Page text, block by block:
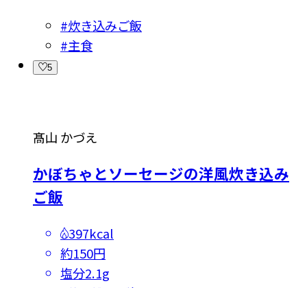
#炊き込みご飯
#主食
5
髙山 かづえ
かぼちゃとソーセージの洋風炊き込み
ご飯
397kcal
約150円
塩分2.1g